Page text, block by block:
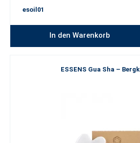
esoil01
In den Warenkorb
ESSENS Gua Sha –